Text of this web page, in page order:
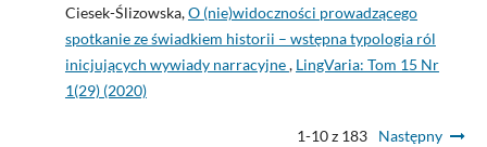
Ciesek-Ślizowska,O (nie)widoczności prowadzącego
spotkanie ze świadkiem historii – wstępna typologia ról
inicjujących wywiady narracyjne, LingVaria: Tom 15 Nr
1(29) (2020)
1-10 z 183 Następny